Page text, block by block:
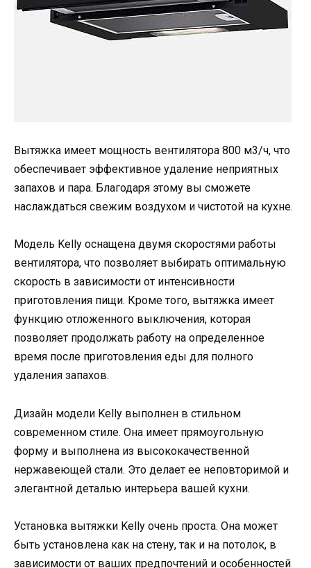
Вытяжка имеет мощность вентилятора 800 м3/ч, что
обеспечивает эффективное удаление неприятных
запахов и пара. Благодаря этому вы сможете
наслаждаться свежим воздухом и чистотой на кухне.
Модель Kelly оснащена двумя скоростями работы
вентилятора, что позволяет выбирать оптимальную
скорость в зависимости от интенсивности
приготовления пищи. Кроме того, вытяжка имеет
функцию отложенного выключения, которая
позволяет продолжать работу на определенное
время после приготовления еды для полного
удаления запахов.
Дизайн модели Kelly выполнен в стильном
современном стиле. Она имеет прямоугольную
форму и выполнена из высококачественной
нержавеющей стали. Это делает ее неповторимой и
элегантной деталью интерьера вашей кухни.
Установка вытяжки Kelly очень проста. Она может
быть установлена как на стену, так и на потолок, в
зависимости от ваших предпочтений и особенностей